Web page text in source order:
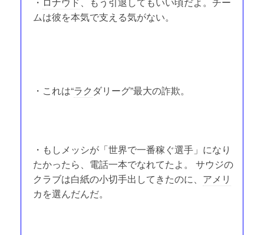
ムは彼を本気で支える気がない。
・これは“ラク ダリーグ”最大の詐欺。
・もしメッシが「世界で一番稼ぐ選手」になり
たかったら、電話一本でなれてたよ。 サウジの
クラブは白紙の小切手出してきたのに、 アメリ
カを選んだんだ。